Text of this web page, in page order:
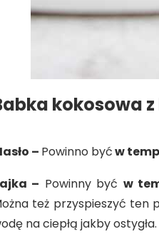
kokosowa
– Powinno byćw
– Powinny być w
też przyspieszyć ten
na ciepłą jakby ostygła.